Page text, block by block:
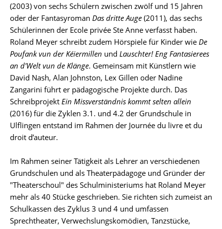
(2003) von sechs Schülern zwischen zwölf und 15 Jahren
oder der Fantasyroman Das dritte Auge (2011), das sechs
Schülerinnen der Ecole privée Ste Anne verfasst haben.
Roland Meyer schreibt zudem Hörspiele für Kinder wie De
Poufank vun der Kéiermillen und Lauschter! Eng Fantasierees
an d'Welt vun de Klänge. Gemeinsam mit Künstlern wie
David Nash, Alan Johnston, Lex Gillen oder Nadine
Zangarini führt er pädagogische Projekte durch. Das
Schreibprojekt Ein Missverständnis kommt selten allein
(2016) für die Zyklen 3.1. und 4.2 der Grundschule in
Ulflingen entstand im Rahmen der Journée du livre et du
droit d’auteur.
Im Rahmen seiner Tätigkeit als Lehrer an verschiedenen
Grundschulen und als Theaterpädagoge und Gründer der
"Theaterschoul" des Schulministeriums hat Roland Meyer
mehr als 40 Stücke geschrieben. Sie richten sich zumeist an
Schulkassen des Zyklus 3 und 4 und umfassen
Sprechtheater, Verwechslungskomödien, Tanzstücke,